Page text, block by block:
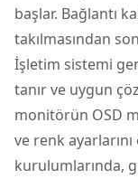
başlar. Bağlantı
takılmasından
İşletim sistemi
tanır ve uygun
monitörün OSD
ve renk
kurulumlarında,